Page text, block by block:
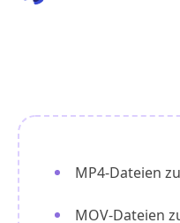
MP4-Dateien
MOV-Dateien